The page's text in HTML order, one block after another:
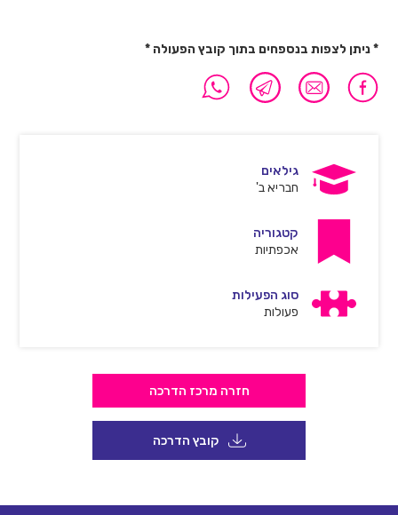
* ניתן לצפות בנספחים בתוך קובץ הפעולה *
גילאים
חבריא ב'
קטגוריה
אכפתיות
סוג הפעילות
פעולות
חזרה מרכז הדרכה
קובץ הדרכה